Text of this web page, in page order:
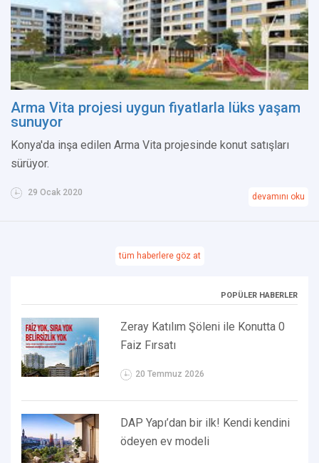
Arma Vita projesi uygun fiyatlarla lüks yaşam
sunuyor
Konya'da inşa edilen Arma Vita projesinde konut satışları
sürüyor.
29 Ocak 2020 devamını oku
tüm haberlere göz at
POPÜLER HABERLER
Zeray Katılım Şöleni ile Konutta 0
Faiz Fırsatı
20 Temmuz 2026
DAP Yapı’dan bir ilk! Kendi kendini
ödeyen ev modeli